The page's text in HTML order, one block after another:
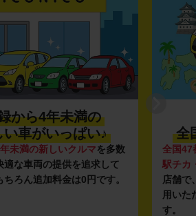
から4年未満の
い車がいっぱい♪
未満の新しいクルマを多数
適な車両の提供を追求して
ちろん追加料金は0円です。
全
全国47
駅チカ
店舗で
用いた
す。